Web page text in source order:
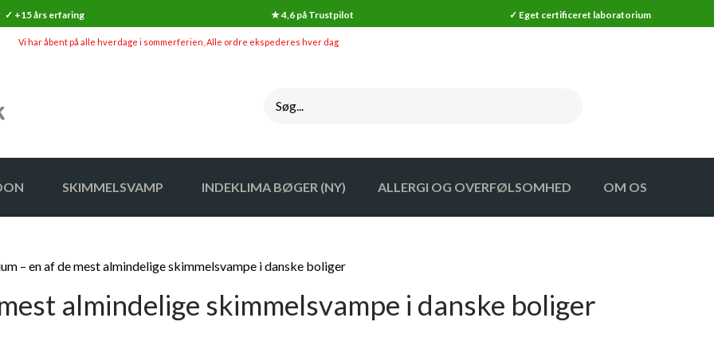
✓ +15 års erfaring ★ 4,6 på Trustpilot ✓ Eget certificeret laboratorium
Vi har åbent på alle hverdage i sommerferien, Alle ordre ekspederes hver dag
RENS
INDEKLIMA
SKIMMELSVAMP INDEKLIMA BØGER (NY) ALLERGI OG OVERFØLSOMHED OM OS
– en af de mest almindelige skimmelsvampe i danske boliger
almindelige skimmelsvampe i danske boliger